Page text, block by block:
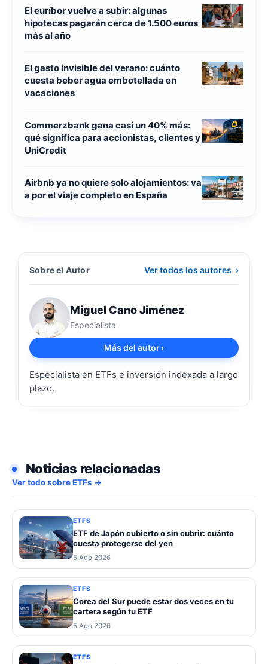
El euríbor vuelve a subir: algunas
hipotecas pagarán cerca de 1.500 euros
más al año
El gasto invisible del verano: cuánto
cuesta beber agua embotellada en
vacaciones
Commerzbank gana casi un 40% más:
qué significa para accionistas, clientes y
UniCredit
Airbnb ya no quiere solo alojamientos: va
a por el viaje completo en España
Sobre el Autor Ver todos los autores ›
Miguel Cano Jiménez
Especialista
Más del autor›
Especialista en ETFs e inversión indexada a largo
plazo.
Noticias relacionadas
Ver todo sobre ETFs →
ETFS
ETF de Japón cubierto o sin cubrir: cuánto
cuesta protegerse del yen
5 Ago 2026
ETFS
Corea del Sur puede estar dos veces en tu
cartera según tu ETF
5 Ago 2026
ETFS